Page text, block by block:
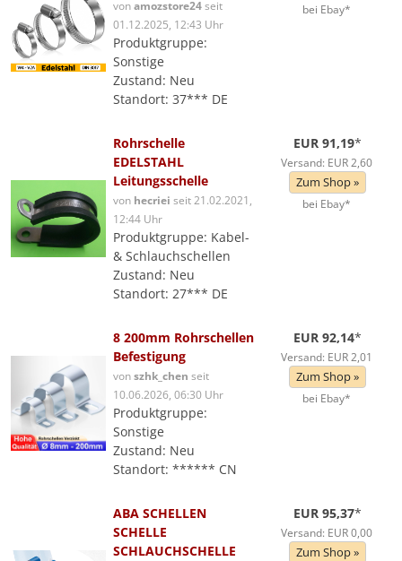
vonamozstore24seit
01.12.2025, 12:43 Uhr
Produktgruppe:
Sonstige
Zustand: Neu
Standort: 37*** DE
bei Ebay*
Rohrschelle
EDELSTAHL
Leitungsschelle
von hecriei seit 21.02.2021,
12:44 Uhr
Produktgruppe: Kabel-
& Schlauchschellen
Zustand: Neu
Standort: 27*** DE
EUR 91,19*
Versand: EUR 2,60
Zum Shop »
bei Ebay*
8 200mm Rohrschellen
Befestigung
vonszhk_chen seit
10.06.2026, 06:30 Uhr
Produktgruppe:
Sonstige
Zustand: Neu
Standort: ****** CN
EUR 92,14*
Versand: EUR 2,01
Zum Shop »
bei Ebay*
ABA SCHELLEN
SCHELLE
SCHLAUCHSCHELLE
EUR 95,37*
Versand: EUR 0,00
Zum Shop »